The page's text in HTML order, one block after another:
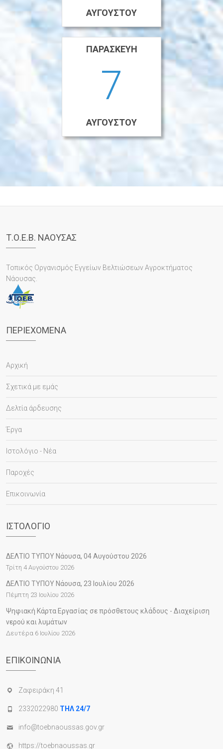
ΑΥΓΟΎΣΤΟΥ
ΠΑΡΑΣΚΕΥΉ
7
ΑΥΓΟΎΣΤΟΥ
Τ.Ο.Ε.Β. ΝΑΟΥΣΑΣ
Τοπικός Οργανισμός Εγγείων Βελτιώσεων Αγροκτήματος
Νάουσας.
ΠΕΡΙΕΧΌΜΕΝΑ
Αρχική
Σχετικά με εμάς
Δελτία άρδευσης
Έργα
Ιστολόγιο - Νέα
Παροχές
Επικοινωνία
ΙΣΤΟΛΌΓΙΟ
ΔΕΛΤΙΟ ΤΥΠΟΥ Νάουσα, 04 Αυγούστου 2026
Τρίτη 4 Αυγούστου 2026
ΔΕΛΤΙΟ ΤΥΠΟΥ Νάουσα, 23 Ιουλίου 2026
Πέμπτη 23 Ιουλίου 2026
Ψηφιακή Κάρτα Εργασίας σε πρόσθετους κλάδους - Διαχείριση
νερού και λυμάτων
Δευτέρα 6 Ιουλίου 2026
ΕΠΙΚΟΙΝΩΝΊΑ
Ζαφειράκη 41
2332022980 ΤΗΛ 24/7
info@toebnaoussas.gov.gr
https://toebnaoussas.gr